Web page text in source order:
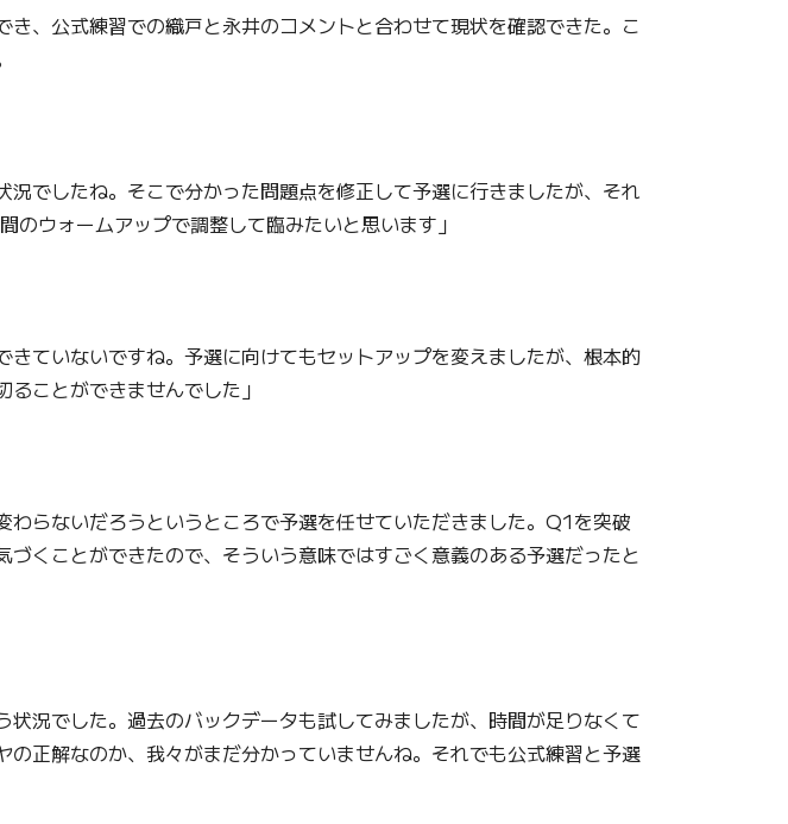
、公式練習での織戸と永井のコメントと合わせて現状を確認できた。こ
でしたね。そこで分かった問題点を修正して予選に行きましたが、それ
ウォームアップで調整して臨みたいと思います」
ていないですね。予選に向けてもセットアップを変えましたが、根本的
ことができませんでした」
らないだろうというところで予選を任せていただきました。Q1を突破
くことができたので、そういう意味ではすごく意義のある予選だったと
況でした。過去のバックデータも試してみましたが、時間が足りなくて
正解なのか、我々がまだ分かっていませんね。それでも公式練習と予選